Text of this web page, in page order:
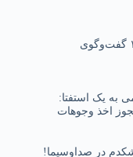
۶ نکته‌ی کوتاه از قسمت ۱ گفت‌وگوی
به یک استفتا:
اخذ وجوهات
در صداوسیما!